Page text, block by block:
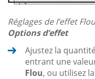
Réglages de l’effet
Options d’effet
Ajustez la
entrant une
Flou, ou utilisez